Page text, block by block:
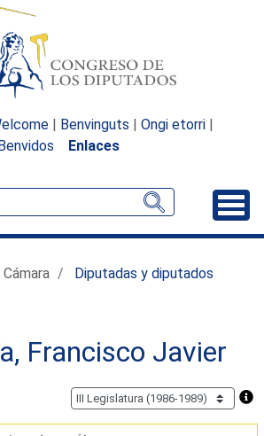
| Benvinguts | Ongi etorri |
Enlaces
Diputadas y diputados
Francisco Javier